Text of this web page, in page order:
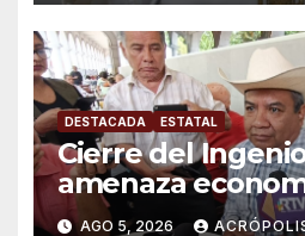
DESTACADA ESTATAL
Cierre del
amenaza
Tuxtlas
AGO 5, 2026